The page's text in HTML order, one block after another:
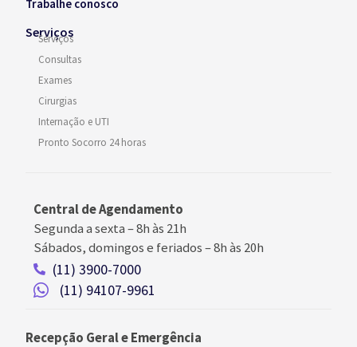
Trabalhe conosco
Serviços
Serviços
Consultas
Exames
Cirurgias
Internação e UTI
Pronto Socorro 24 horas
Central de Agendamento
Segunda a sexta –8h às 21h
Sábados, domingos e feriados–8h às 20h
(11) 3900-7000
(11) 94107-9961
Recepção Geral e Emergência